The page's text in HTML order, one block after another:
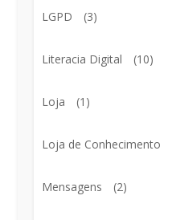
LGPD (3)
Literacia Digital (10)
Loja (1)
Loja de Conhecimento
Mensagens (2)